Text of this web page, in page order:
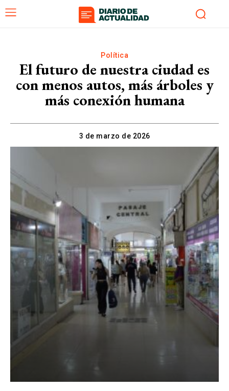
Política
El futuro de nuestra ciudad es
con menos autos, más árboles y
más conexión humana
3 de marzo de 2026